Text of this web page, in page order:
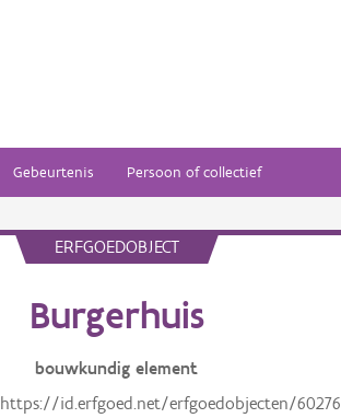
Gebeurtenis Persoon of collectief
ERFGOEDOBJECT
Burgerhuis
bouwkundig element
https://id.erfgoed.net/erfgoedobjecten/60276